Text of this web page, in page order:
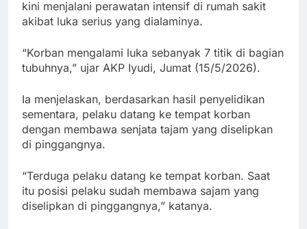
kini menjalani perawatan intensif di rumah sakit
akibat luka serius yang dialaminya.
“Korban mengalami luka sebanyak 7 titik di bagian
tubuhnya,” ujar AKP Iyudi, Jumat (15/5/2026).
Ia menjelaskan, berdasarkan hasil penyelidikan
sementara, pelaku datang ke tempat korban
dengan membawa senjata tajam yang diselipkan
di pinggangnya.
“Terduga pelaku datang ke tempat korban. Saat
itu posisi pelaku sudah membawa sajam yang
diselipkan di pinggangnya,” katanya.